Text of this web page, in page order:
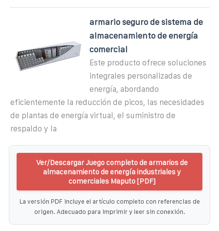
armario seguro de sistema de
almacenamiento de energía
comercial
Este producto ofrece soluciones
integrales personalizadas de
energía, abordando
eficientemente la reducción de picos, las necesidades
de plantas de energía virtual, el suministro de
respaldo y la
Ver/Descargar Juego completo de armarios de
almacenamiento de energía industriales y
comerciales Maputo [PDF]
La versión PDF incluye el artículo completo con referencias de
origen. Adecuado para imprimir y leer sin conexión.